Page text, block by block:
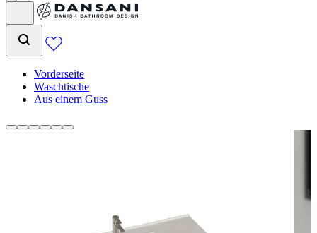
Vorderseite
Waschtische
Aus einem Guss